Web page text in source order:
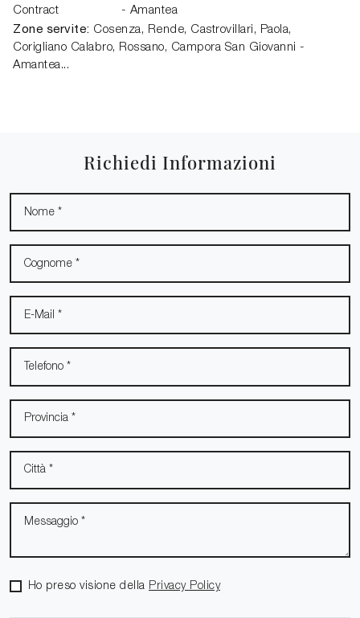
Contract
- Amantea
Zone servite: Cosenza, Rende, Castrovillari, Paola,
Corigliano Calabro, Rossano, Campora San Giovanni -
Amantea...
Richiedi Informazioni
Ho preso visione della Privacy Policy